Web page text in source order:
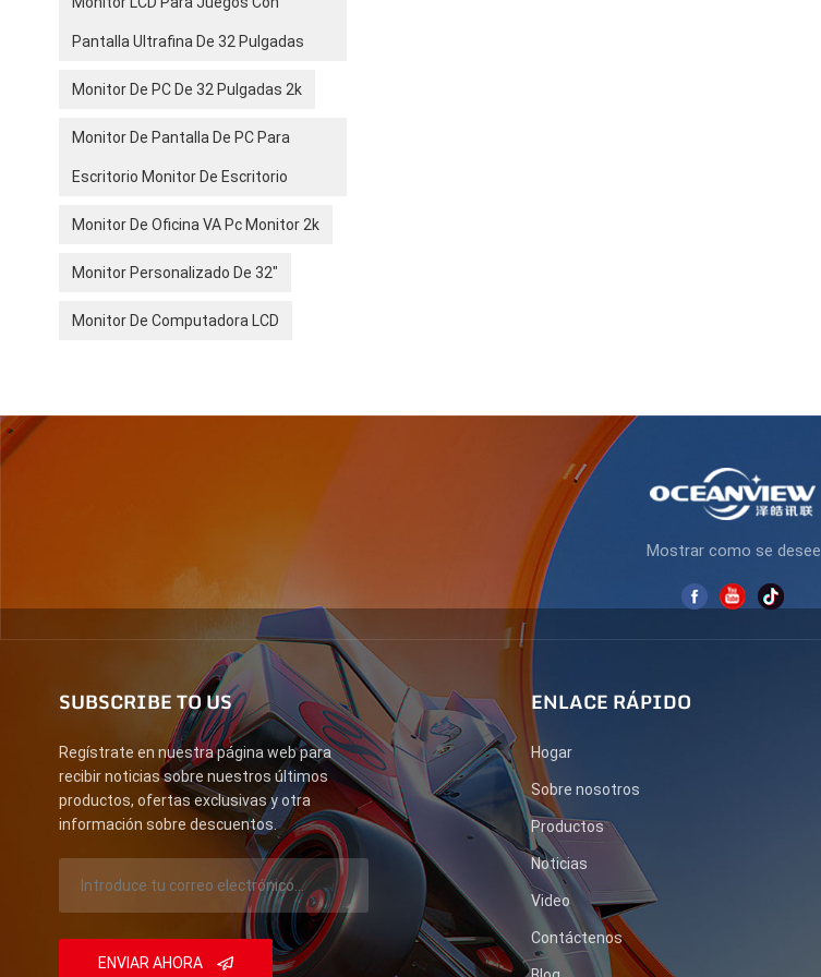
Pantalla Ultrafina De 32 Pulgadas
Monitor De PC De 32 Pulgadas 2k
Monitor De Pantalla De PC Para
Escritorio Monitor De Escritorio
Monitor De Oficina VA Pc Monitor 2k
Monitor Personalizado De 32"
Monitor De Computadora LCD
Mostrar como se desee
SUBSCRIBE TO US
Regístrate en nuestra página web para
recibir noticias sobre nuestros últimos
productos, ofertas exclusivas y otra
información sobre descuentos.
ENVIAR AHORA
ENLACE RÁPIDO
Hogar
Sobre nosotros
Productos
Noticias
Video
Contáctenos